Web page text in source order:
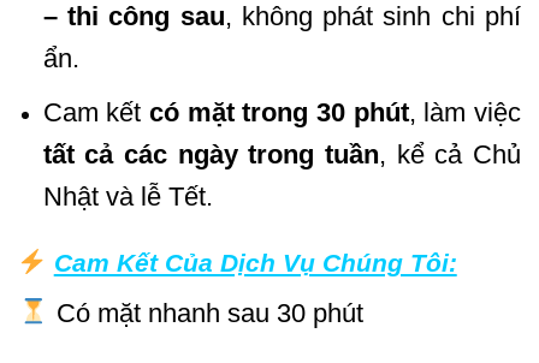
– thi công sau, không phát sinh chi phí
ẩn.
Cam kếtcó mặt trong 30 phút, làm việc
tất cả các ngày trong tuần, kể cả Chủ
Nhật và lễ Tết.
Cam Kết Của Dịch Vụ Chúng Tôi:
Có mặt nhanh sau 30 phút